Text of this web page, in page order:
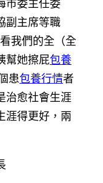
市委主任委
副主席等職
我們的全（全
幫她擦屁包養
患包養行情者
治愈社會生涯
涯得更好，兩